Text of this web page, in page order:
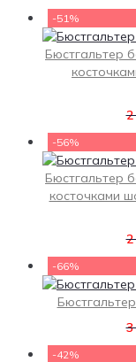
-51%
Бюстгальтер
2
-56%
Бюстгальтер
косточками
2
-66%
Бюстгальтер
3
-42%